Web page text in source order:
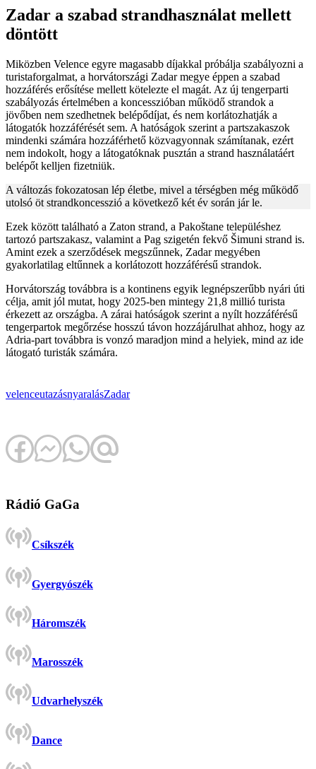
Zadar a szabad strandhasználat mellett
döntött
Miközben Velence egyre magasabb díjakkal próbálja szabályozni a
turistaforgalmat, a horvátországi Zadar megye éppen a szabad
hozzáférés erősítése mellett kötelezte el magát. Az új tengerparti
szabályozás értelmében a koncesszióban működő strandok a
jövőben nem szedhetnek belépődíjat, és nem korlátozhatják a
látogatók hozzáférését sem. A hatóságok szerint a partszakaszok
mindenki számára hozzáférhető közvagyonnak számítanak, ezért
nem indokolt, hogy a látogatóknak pusztán a strand használatáért
belépőt kelljen fizetniük.
A változás fokozatosan lép életbe, mivel a térségben még működő
utolsó öt strandkoncesszió a következő két év során jár le.
Ezek között található a Zaton strand, a Pakoštane településhez
tartozó partszakasz, valamint a Pag szigetén fekvő Šimuni strand is.
Amint ezek a szerződések megszűnnek, Zadar megyében
gyakorlatilag eltűnnek a korlátozott hozzáférésű strandok.
Horvátország továbbra is a kontinens egyik legnépszerűbb nyári úti
célja, amit jól mutat, hogy 2025-ben mintegy 21,8 millió turista
érkezett az országba. A zárai hatóságok szerint a nyílt hozzáférésű
tengerpartok megőrzése hosszú távon hozzájárulhat ahhoz, hogy az
Adria-part továbbra is vonzó maradjon mind a helyiek, mind az ide
látogató turisták számára.
velenceutazásnyaralásZadar
Rádió GaGa
Csíkszék
Gyergyószék
Háromszék
Marosszék
Udvarhelyszék
Dance